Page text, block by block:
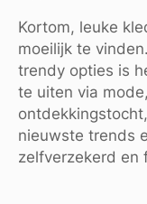
Kortom, leuke
moeilijk te
trendy opties is
te uiten via
nieuwste trends
zelfverzekerd en